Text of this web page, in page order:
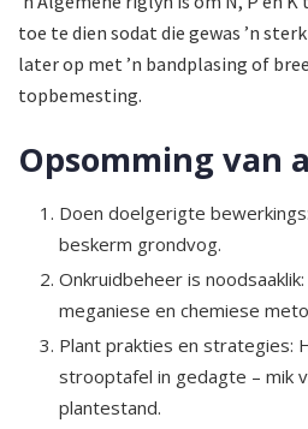
toe te dien sodat die gewas ’n
later op met ’n bandplasing of
topbemesting.
Opsomming van
Doen doelgerigte
be­skerm grondvog.
Onkruidbeheer is
meganiese en chemiese
Plant prakties en strategies:
strooptafel in gedagte – mik
plantestand.